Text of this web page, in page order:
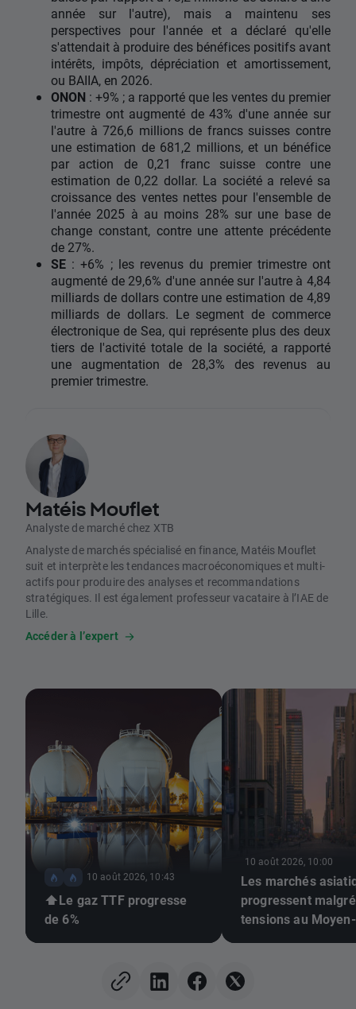
année sur l'autre), mais a maintenu ses
perspectives pour l'année et a déclaré qu'elle
s'attendait à produire des bénéfices positifs avant
intérêts, impôts, dépréciation et amortissement,
ou BAIIA, en 2026.
ONON : +9% ; a rapporté que les ventes du premier
trimestre ont augmenté de 43% d'une année sur
l'autre à 726,6 millions de francs suisses contre
une estimation de 681,2 millions, et un bénéfice
par action de 0,21 franc suisse contre une
estimation de 0,22 dollar. La société a relevé sa
croissance des ventes nettes pour l'ensemble de
l'année 2025 à au moins 28% sur une base de
change constant, contre une attente précédente
de 27%.
SE : +6% ; les revenus du premier trimestre ont
augmenté de 29,6% d'une année sur l'autre à 4,84
milliards de dollars contre une estimation de 4,89
milliards de dollars. Le segment de commerce
électronique de Sea, qui représente plus des deux
tiers de l'activité totale de la société, a rapporté
une augmentation de 28,3% des revenus au
premier trimestre.
Matéis Mouflet
Analyste de marché chez XTB
Analyste de marchés spécialisé en finance, Matéis Mouflet
suit et interprète les tendances macroéconomiques et multi-
actifs pour produire des analyses et recommandations
stratégiques. Il est également professeur vacataire à l’IAE de
Lille.
Accéder à l’expert
10 août 2026, 10:43
⬆️Le gaz TTF progresse
de 6%
10 août 2026, 10:00
Les marchés
progressent
tensions au